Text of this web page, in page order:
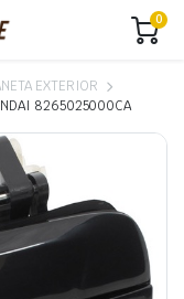
0
EXTERIOR
8265025000CA